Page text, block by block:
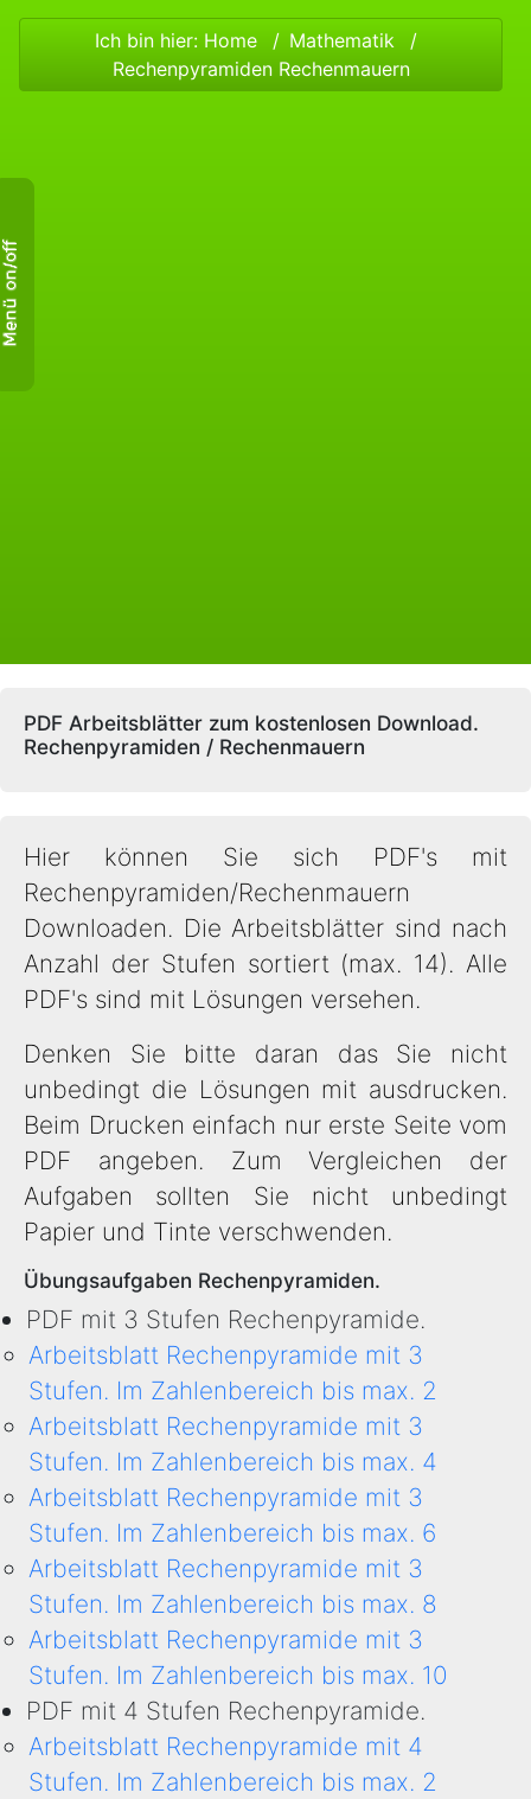
Ich bin hier: Home
Mathematik
Rechenpyramiden Rechenmauern
PDF Arbeitsblätter zum kostenlosen Download.
Rechenpyramiden / Rechenmauern
Hier können Sie sich PDF's mit
Rechenpyramiden/Rechenmauern
Downloaden. Die Arbeitsblätter sind nach
Anzahl der Stufen sortiert (max. 14). Alle
PDF's sind mit Lösungen versehen.
Denken Sie bitte daran das Sie nicht
unbedingt die Lösungen mit ausdrucken.
Beim Drucken einfach nur erste Seite vom
PDF angeben. Zum Vergleichen der
Aufgaben sollten Sie nicht unbedingt
Papier und Tinte verschwenden.
Übungsaufgaben Rechenpyramiden.
PDF mit 3 Stufen Rechenpyramide.
Arbeitsblatt Rechenpyramide mit 3
Stufen. Im Zahlenbereich bis max. 2
Arbeitsblatt Rechenpyramide mit 3
Stufen. Im Zahlenbereich bis max. 4
Arbeitsblatt Rechenpyramide mit 3
Stufen. Im Zahlenbereich bis max. 6
Arbeitsblatt Rechenpyramide mit 3
Stufen. Im Zahlenbereich bis max. 8
Arbeitsblatt Rechenpyramide mit 3
Stufen. Im Zahlenbereich bis max. 10
PDF mit 4 Stufen Rechenpyramide.
Arbeitsblatt Rechenpyramide mit 4
Stufen. Im Zahlenbereich bis max. 2